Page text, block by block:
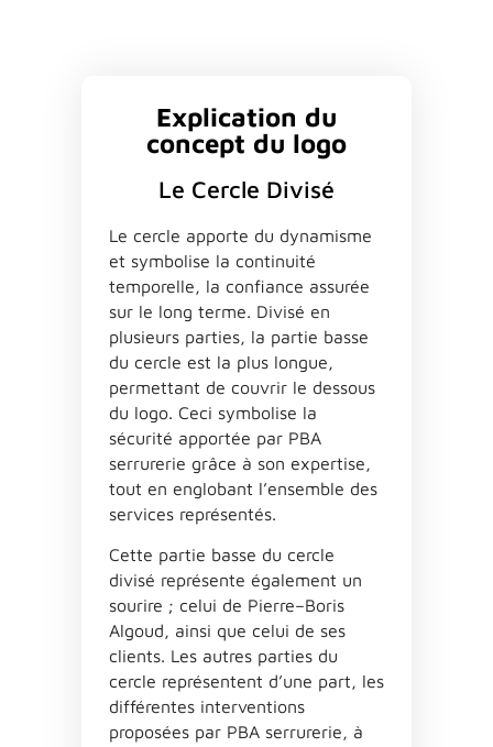
Explication du
concept du logo
Le Cercle Divisé
Le cercle apporte du dynamisme
et symbolise la continuité
temporelle, la confiance assurée
sur le long terme. Divisé en
plusieurs parties, la partie basse
du cercle est la plus longue,
permettant de couvrir le dessous
du logo. Ceci symbolise la
sécurité apportée par PBA
serrurerie grâce à son expertise,
tout en englobant l’ensemble des
services représentés.
Cette partie basse du cercle
divisé représente également un
sourire ; celui de Pierre–Boris
Algoud, ainsi que celui de ses
clients. Les autres parties du
cercle représentent d’une part, les
différentes interventions
proposées par PBA serrurerie, à